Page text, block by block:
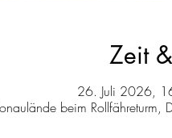
Zeit
26. Juli 2026,
beim